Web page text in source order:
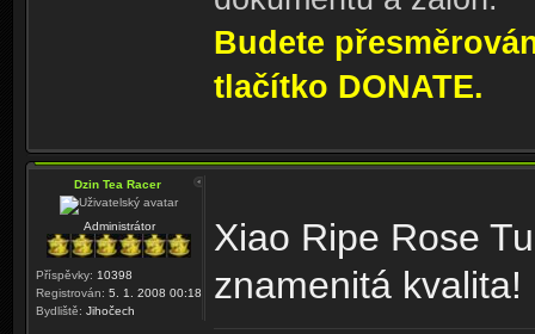
Budete
tlačítko DONATE.
Dzin Tea Racer
Administrátor
Příspěvky: 10398
Registrován: 5. 1. 2008 00:18
Bydliště: Jihočech
Xiao Ripe Rose
znamenitá kvalita!